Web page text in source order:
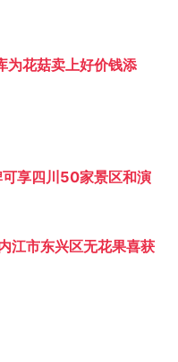
为花菇卖上好价钱添
享四川50家景区和演
江市东兴区无花果喜获